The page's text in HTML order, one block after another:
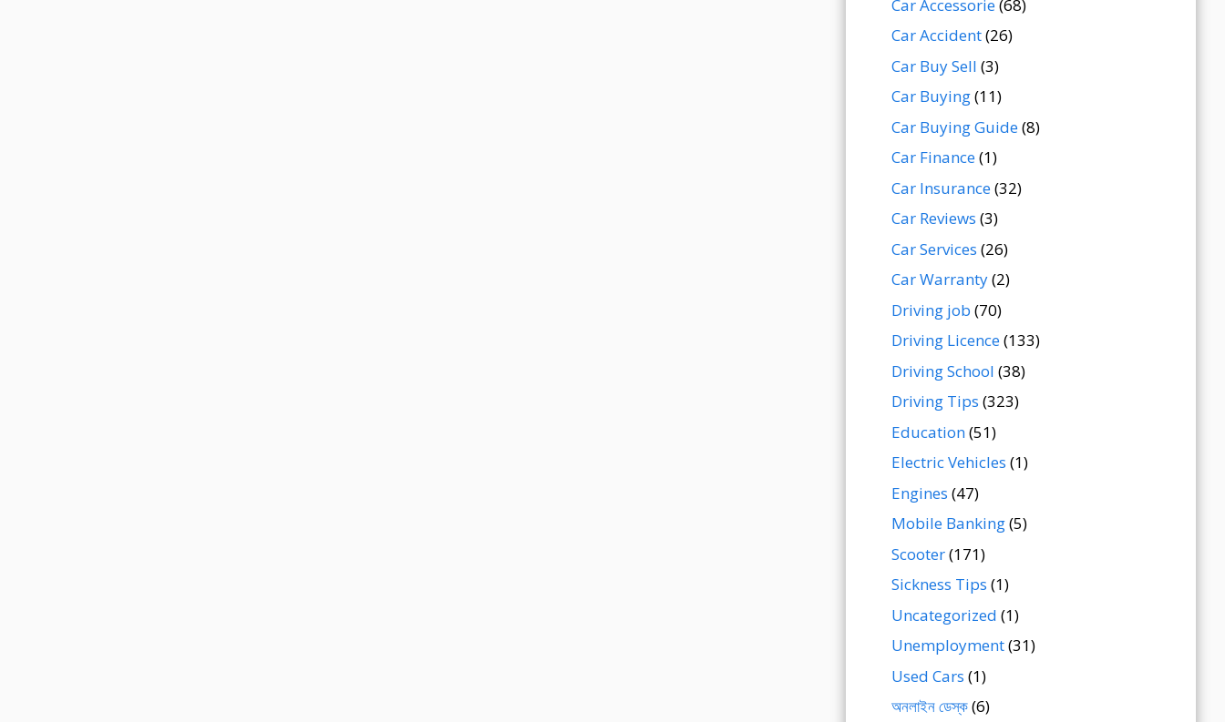
Car Accessorie(68)
Car Accident(26)
Car Buy Sell (3)
Car Buying(11)
Car Buying Guide(8)
Car Finance(1)
Car Insurance(32)
Car Reviews (3)
Car Services (26)
Car Warranty(2)
Driving job (70)
Driving Licence(133)
Driving School (38)
Driving Tips (323)
Education(51)
Electric Vehicles (1)
Engines (47)
Mobile Banking(5)
Scooter(171)
Sickness Tips (1)
Uncategorized (1)
Unemployment(31)
Used Cars (1)
অনলাইন ডেস্ক(6)